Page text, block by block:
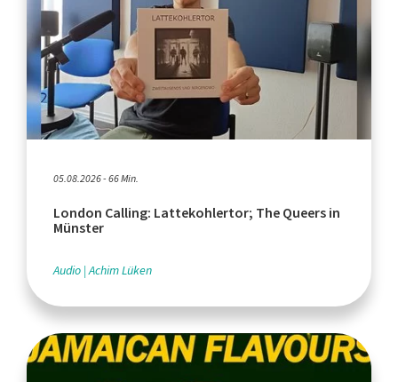
05.08.2026 - 66 Min.
London Calling: Lattekohlertor; The Queers in
Münster
Audio Achim Lüken